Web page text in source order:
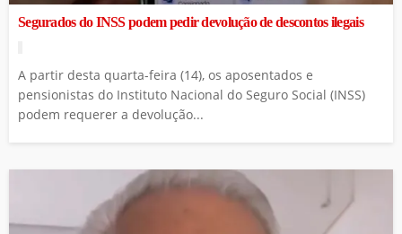
Segurados do INSS podem pedir devolução de descontos ilegais
A partir desta quarta-feira (14), os aposentados e
pensionistas do Instituto Nacional do Seguro Social (INSS)
podem requerer a devolução...